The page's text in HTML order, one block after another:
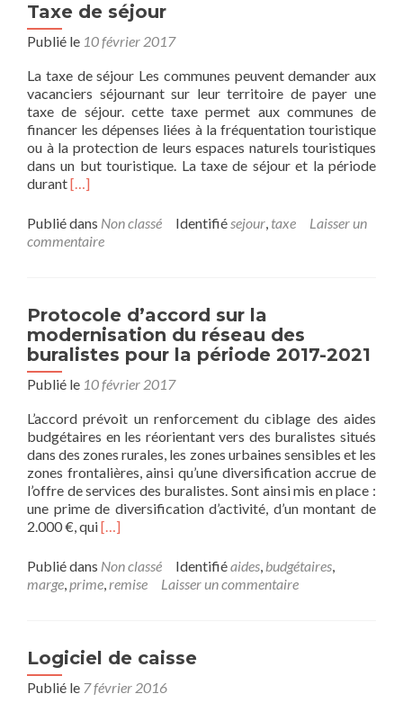
Taxe de séjour
Publié le 10 février 2017
La taxe de séjour Les communes peuvent demander aux
vacanciers séjournant sur leur territoire de payer une
taxe de séjour. cette taxe permet aux communes de
financer les dépenses liées à la fréquentation touristique
ou à la protection de leurs espaces naturels touristiques
dans un but touristique. La taxe de séjour et la période
durantEn
plus
surTaxe
[…]
Publié dans Non classé Identifiésejour, taxe
Laisser un
commentaire
Protocole d’accord sur la
modernisation du réseau des
buralistes pour la période 2017-2021
Publié le 10 février 2017
L’accord prévoit un renforcement du ciblage des aides
budgétaires en les réorientant vers des buralistes situés
dans des zones rurales, les zones urbaines sensibles et les
zones frontalières, ainsi qu’une diversification accrue de
l’offre de services des buralistes. Sont ainsi mis en place :
une prime de diversification d’activité, d’un montant de
2.000 €, quiEn
plus
surProtocole
d’accord
modernisation
du
réseau
[…]
Publié dans Non classé Identifiéaides, budgétaires,
marge,prime,remise Laisser un commentaire
Logiciel de caisse
Publié le 7 février 2016